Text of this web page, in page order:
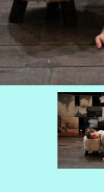
FACEBOOK